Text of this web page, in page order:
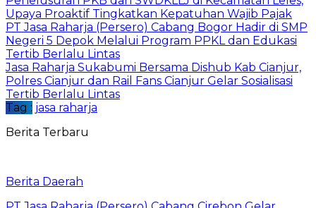
Upaya Proaktif Tingkatkan Kepatuhan Wajib Pajak
PT Jasa Raharja (Persero) Cabang Bogor Hadir di SMP
Negeri 5 Depok Melalui Program PPKL dan Edukasi
Tertib Berlalu Lintas
Jasa Raharja Sukabumi Bersama Dishub Kab Cianjur,
Polres Cianjur dan Rail Fans Cianjur Gelar Sosialisasi
Tertib Berlalu Lintas
Tag : jasa raharja
Berita Terbaru
Berita Daerah